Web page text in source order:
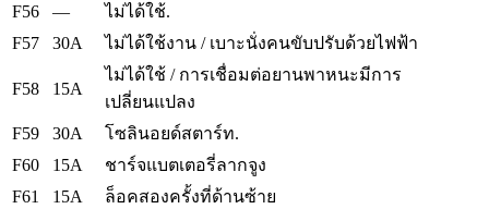
F56
—
ไม่ได้ใช้.
F57
30A ไม่ได้ใช้งาน / เบาะนั่งคนขับปรับด้วยไฟฟ้า
F58 15A
ไม่ได้ใช้ / การเชื่อมต่อยานพาหนะมีการ
เปลี่ยนแปลง
F59
30A
โซลินอยด์สตาร์ท.
F60
15A
ชาร์จแบตเตอรี่ลากจูง
F61
15A
ล็อคสองครั้งที่ด้านซ้าย